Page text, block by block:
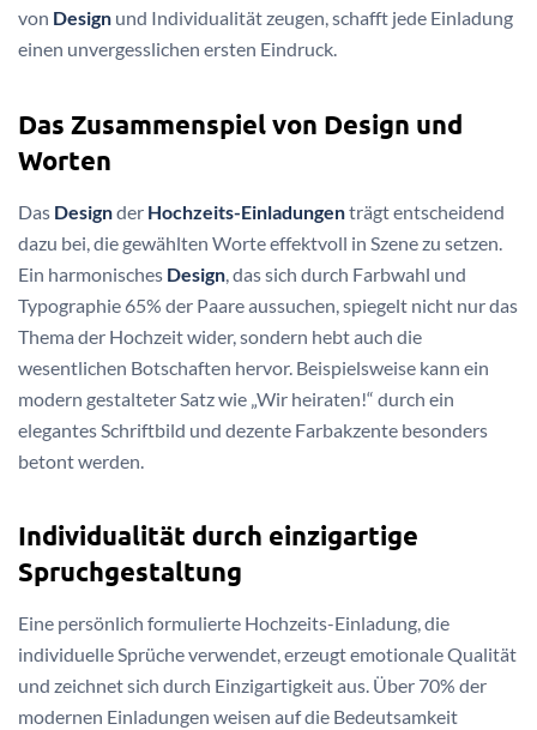
von Design und Individualität zeugen, schafft jede Einladung
einen unvergesslichen ersten Eindruck.
Das Zusammenspiel von Design und
Worten
Das Designder Hochzeits-Einladungenträgt entscheidend
dazu bei, die gewählten Worte effektvoll in Szene zu setzen.
Ein harmonisches Design, das sich durch Farbwahl und
Typographie 65% der Paare aussuchen, spiegelt nicht nur das
Thema der Hochzeit wider, sondern hebt auch die
wesentlichen Botschaften hervor. Beispielsweise kann ein
modern gestalteter Satz wie „Wir heiraten!“ durch ein
elegantes Schriftbild und dezente Farbakzente besonders
betont werden.
Individualität durch einzigartige
Spruchgestaltung
Eine persönlich formulierte Hochzeits-Einladung, die
individuelle Sprüche verwendet, erzeugt emotionale Qualität
und zeichnet sich durch Einzigartigkeit aus. Über 70% der
modernen Einladungen weisen auf die Bedeutsamkeit